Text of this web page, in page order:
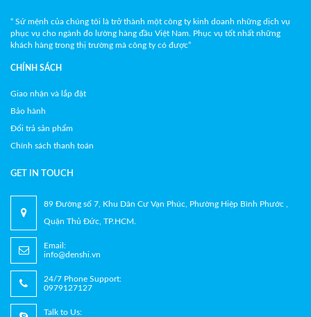
“ Sứ mệnh của chúng tôi là trở thành một công ty kinh doanh những dịch vụ
phục vụ cho ngành đo lường hàng đầu Việt Nam. Phục vụ tốt nhất những
khách hàng trong thị trường mà công ty có được”
CHÍNH SÁCH
Giao nhận và lắp đặt
Bảo hành
Đổi trả sản phẩm
Chính sách thanh toán
GET IN TOUCH
89 Đường số 7, Khu Dân Cư Vạn Phúc, Phường Hiệp Bình Phước ,
Quận Thủ Đức, TP.HCM.
Email:
info@denshi.vn
24/7 Phone Support:
0979127127
Talk to Us: